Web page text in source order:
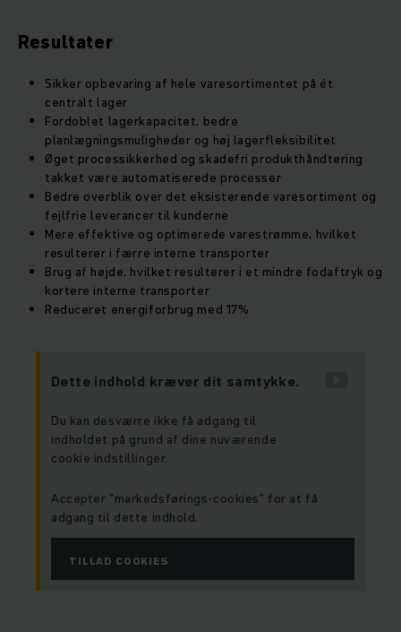
Resultater
Sikker opbevaring af hele varesortimentet på ét
centralt lager
Fordoblet lagerkapacitet, bedre
planlægningsmuligheder og høj lagerfleksibilitet
Øget processikkerhed og skadefri produkthåndtering
takket være automatiserede processer
Bedre overblik over det eksisterende varesortiment og
fejlfrie leverancer til kunderne
Mere effektive og optimerede varestrømme, hvilket
resulterer i færre interne transporter
Brug af højde, hvilket resulterer i et mindre fodaftryk og
kortere interne transporter
Reduceret energiforbrug med 17%
Dette indhold kræver dit samtykke.
Du kan desværre ikke få adgang til
indholdet på grund af dine nuværende
cookie indstillinger.
Accepter ”markedsførings-cookies” for at få
adgang til dette indhold.
TILLAD COOKIES